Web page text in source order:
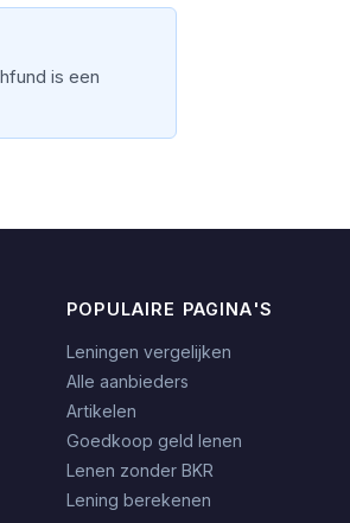
is een
POPULAIRE PAGINA'S
Leningen vergelijken
Alle aanbieders
Artikelen
Goedkoop geld lenen
Lenen zonder BKR
Lening berekenen